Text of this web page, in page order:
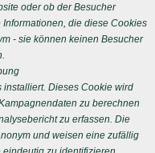
oder ob der Besucher
die diese Cookies
- sie können keinen Besucher
Dieses Cookie wird
zu berechnen
zu erfassen. Die
und weisen eine zufällig